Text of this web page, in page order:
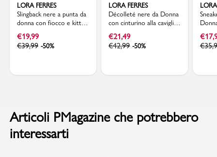
LORA FERRES
Slingback nere a punta da
donna con fiocco e kitten
heels 7,5 cm Lora Ferres
€19,99
€39,99 -50%
LORA FERRES
Décolleté nere da Donna
con cinturino alla caviglia
e tacco a rocchetto Lora
Ferres
€21,49
€42,99 -50%
€
€
Articoli PMagazine che potrebbero
interessarti